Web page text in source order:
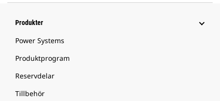
Produkter
Power Systems
Produktprogram
Reservdelar
Tillbehör